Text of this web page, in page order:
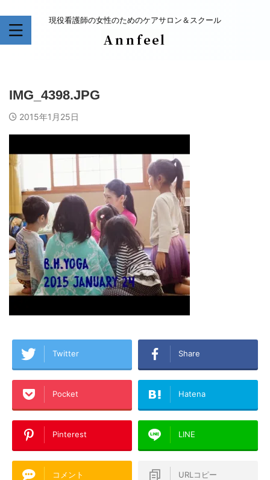
現役看護師の女性のためのケアサロン＆スクール
IMG_4398.JPG
2015年1月25日
Twitter Share
Pocket Hatena
Pinterest LINE
コメント URLコピー